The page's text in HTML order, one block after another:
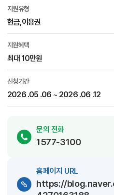
지원유형
현금,이용권
지원혜택
최대 10만원
신청기간
2026 .05 .06 ~ 2026 .06 .12
문의 전화
1577-3100
홈페이지 URL
https://